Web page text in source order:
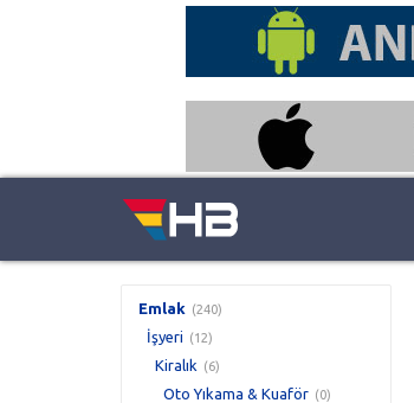
Emlak (240)
İşyeri (12)
Kiralık (6)
Oto Yıkama & Kuaför (0)